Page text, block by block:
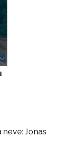
Jonas